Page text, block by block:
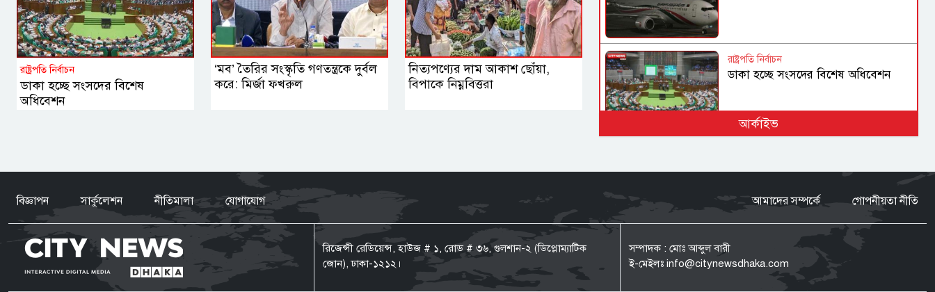
রাষ্ট্রপতি নির্বাচন
ডাকা হচ্ছে সংসদের বিশেষ
অধিবেশন
‘মব’ তৈরির সংস্কৃতি গণতন্ত্রকে দুর্বল
করে: মির্জা ফখরুল
নিত্যপণ্যের দাম আকাশ ছোঁয়া,
বিপাকে নিম্নবিত্তরা
রাষ্ট্রপতি নির্বাচন
ডাকা হচ্ছে সংসদের বিশেষ অধিবেশন
হামের উপসর্গে আরও ৩ জনের মৃত্যু,
স্বরাষ্ট্রমন্ত্রী
আর্কাইভ
বিজ্ঞাপন সার্কুলেশন নীতিমালা যোগাযোগ আমাদের সম্পর্কে গোপনীয়তা নীতি
রিজেন্সী রেডিয়েন্স, হাউজ # ১, রোড # ৩৬, গুলশান-২ (ডিপ্লোম্যাটিক
জোন), ঢাকা-১২১২।
সম্পাদক : মোঃ আব্দুল বারী
ই-মেইলঃ info@citynewsdhaka.com